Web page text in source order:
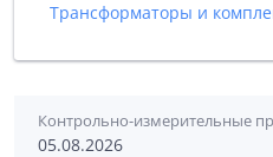
Трансформаторы и
Контрольно-измерительные
05.08.2026